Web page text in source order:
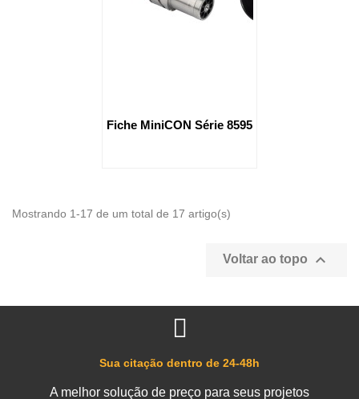
Fiche MiniCON Série 8595
Mostrando 1-17 de um total de 17 artigo(s)
Voltar ao topo 
Sua citação dentro de 24-48h
A melhor solução de preço para seus projetos